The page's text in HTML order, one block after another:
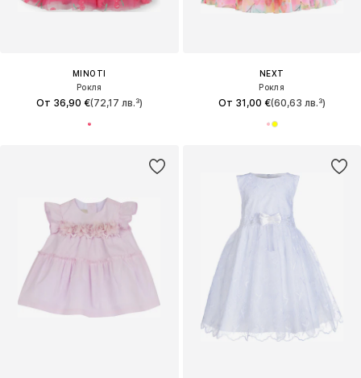
MINOTI
Рокля
От 36,90 €(72,17 лв.³)
NEXT
Рокля
От 31,00 €(60,63 лв.³)